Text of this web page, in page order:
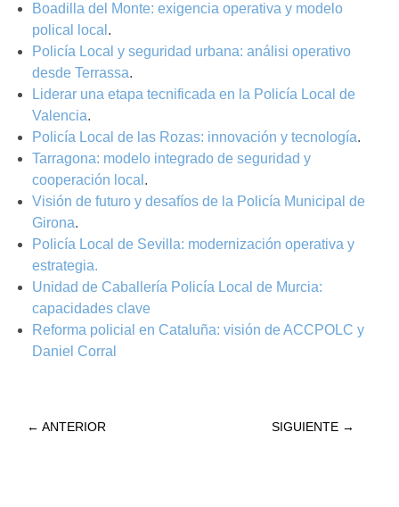
Boadilla del Monte: exigencia operativa y modelo
polical local .
Policía Local y seguridad urbana: análisi operativo
desde Terrassa.
Liderar una etapa tecnificada en la Policía Local de
Valencia.
Policía Local de las Rozas: innovación y tecnología.
Tarragona: modelo integrado de seguridad y
cooperación local .
Visión de futuro y desafíos de la Policía Municipal de
Girona.
Policía Local de Sevilla: modernización operativa y
estrategia.
Unidad de Caballería Policía Local de Murcia:
capacidades clave
Reforma policial en Cataluña: visión de ACCPOLC y
Daniel Corral
← ANTERIOR SIGUIENTE →